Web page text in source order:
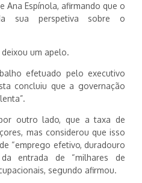
Ana Espínola, afirmando que o
sua perspetiva sobre o
um apelo.
efetuado pelo executivo
concluiu que a governação
outro lado, que a taxa de
mas considerou que isso
“emprego efetivo, duradouro
entrada de “milhares de
segundo afirmou.